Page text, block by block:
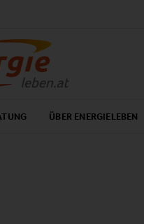
ÜBER ENERGIELEBEN